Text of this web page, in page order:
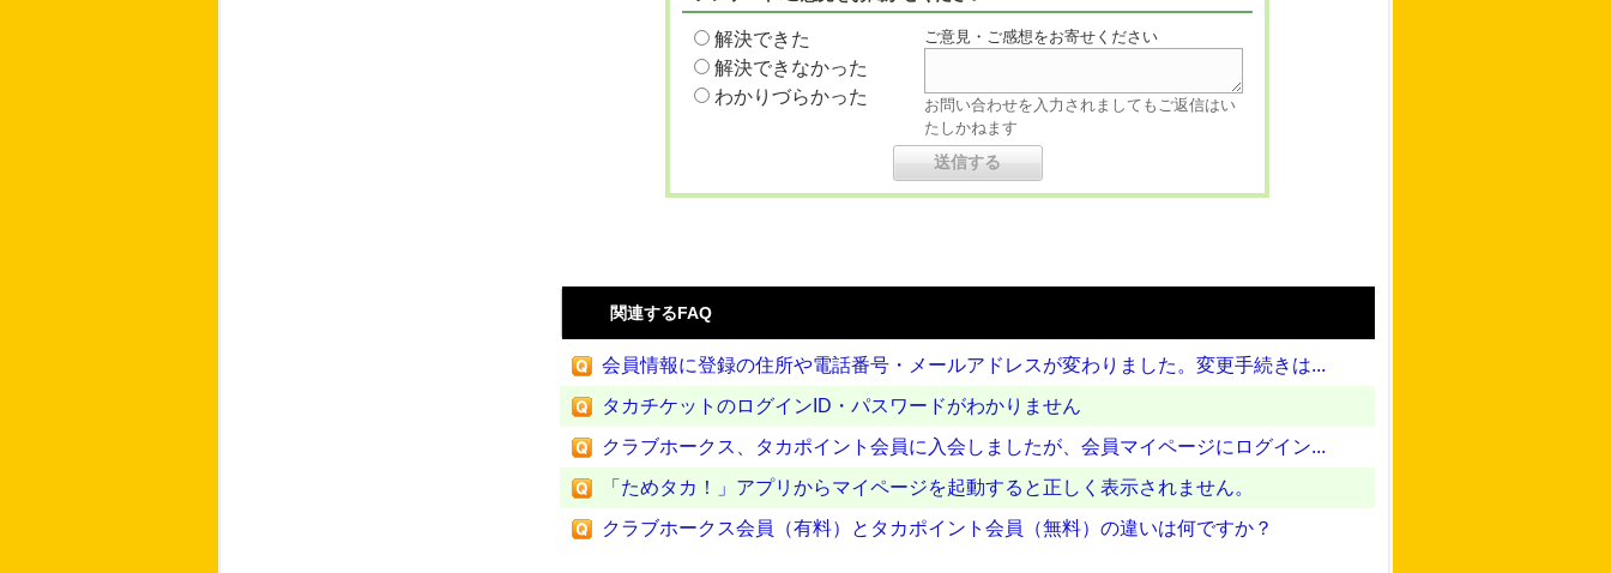
解決できた
解決できなかった
わかりづらかった
ご意見・ご感想をお寄せください
お問い合わせを入力されましてもご返信はい
たしかねます
関連するFAQ
会員情報に登録の住所や電話番号・メールアドレスが変わりました。変更手続きは...
タカチケットのログインID・パスワードがわかりません
クラブホークス、タカポイント会員に入会しましたが、会員マイページにログイン...
「ためタカ！」アプリからマイページを起動すると正しく表示されません。
クラブホークス会員（有料）とタカポイント会員（無料）の違いは何ですか？